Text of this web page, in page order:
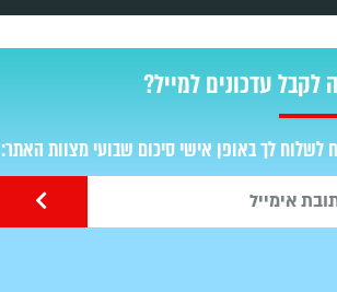
לקבל עדכונים למייל?
לשלוח לך באופן אישי סיכום שבועי מצוות האתר: